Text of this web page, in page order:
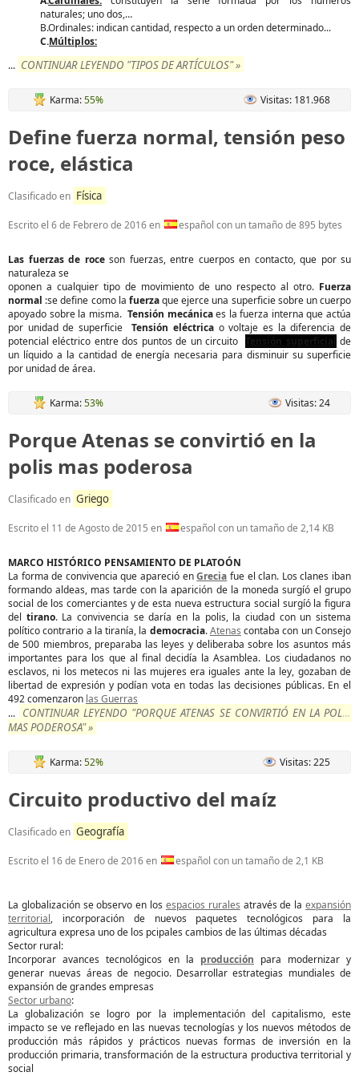
naturales; uno dos,…
B.Ordinales: indican cantidad, respecto a un orden determinado...
C.Múltiplos:
... CONTINUAR LEYENDO "TIPOS DE ARTÍCULOS" »
Karma:55% Visitas: 181.968
Define fuerza normal, tensión peso
roce, elástica
Clasificado en Física
Escrito el 6 de Febrero de 2016en español con un tamaño de 895 bytes
Las fuerzas de roceson fuerzas, entre cuerpos en contacto, que por su
naturaleza se
oponen a cualquier tipo de movimiento de uno respecto al otro. Fuerza
normal :se define como la fuerzaque ejerce una superficie sobre un cuerpo
apoyado sobre la misma. Tensión mecánicaes la fuerza interna que actúa
por unidad de superficieTensión eléctrica o voltaje es la diferencia de
potencial eléctrico entre dos puntos de un circuito
de
un líquido a la cantidad de energía necesaria para disminuir su superficie
por unidad de área.
Karma:53% Visitas: 24
Porque Atenas se convirtió en la
polis mas poderosa
Clasificado en Griego
Escrito el 11 de Agosto de 2015 en español con un tamaño de 2,14 KB
MARCO HISTÓRICO PENSAMIENTO DE PLATOÓN
La forma de convivencia que apareció enGrecia fue el clan. Los clanes iban
formando aldeas, mas tarde con la aparición de la moneda surgíó el grupo
social de los comerciantes y de esta nueva estructura social surgíó la figura
del tirano. La convivencia se daría en la polis, la ciudad con un sistema
político contrario a la tiranía, la democracia.Atenas contaba con un Consejo
de 500 miembros, preparaba las leyes y deliberaba sobre los asuntos más
importantes para los que al final decidía la Asamblea. Los ciudadanos no
esclavos, ni los metecos ni las mujeres era iguales ante la ley, gozaban de
libertad de expresión y podían vota en todas las decisiones públicas. En el
492 comenzaron las Guerras
... CONTINUAR LEYENDO "PORQUE ATENAS SE CONVIRTIÓ EN LA POLIS
MAS PODEROSA" »
Karma:52% Visitas: 225
Circuito productivo del maíz
Clasificado en Geografía
Escrito el 16 de Enero de 2016en español con un tamaño de 2,1 KB
La globalización se observo en los espacios rurales através de laexpansión
territorial, incorporación de nuevos paquetes tecnológicos para la
agricultura expresa uno de los pcipales cambios de las últimas décadas
Sector rural:
Incorporar avances tecnológicos en la producción para modernizar y
generar nuevas áreas de negocio. Desarrollar estrategias mundiales de
expansión de grandes empresas
Sector urbano:
La globalización se logro por la implementación del capitalismo, este
impacto se ve reflejado en las nuevas tecnologías y los nuevos métodos de
producción más rápidos y prácticos nuevas formas de inversión en la
producción primaria, transformación de la estructura productiva territorial y
social